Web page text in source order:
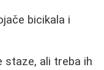
bicikala i
staze, ali treba ih